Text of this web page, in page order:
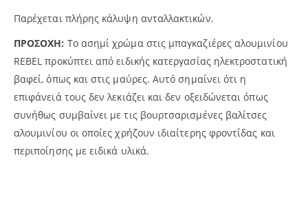
Παρέχεται πλήρης κάλυψη ανταλλακτικών.
ΠΡΟΣΟΧΗ: Το ασημί χρώμα στις μπαγκαζιέρες αλουμινίου
REBEL προκύπτει από ειδικής κατεργασίας ηλεκτροστατική
βαφεί, όπως και στις μαύρες. Αυτό σημαίνει ότι η
επιφάνειά τους δεν λεκιάζει και δεν οξειδώνεται όπως
συνήθως συμβαίνει με τις βουρτσαρισμένες βαλίτσες
αλουμινίου οι οποίες χρήζουν ιδιαίτερης φροντίδας και
περιποίησης με ειδικά υλικά.